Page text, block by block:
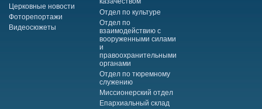
Церковные новости
Фоторепортажи
Видеосюжеты
Отдел по культуре
Отдел по
взаимодействию с
вооруженными силами
и
правоохранительными
органами
Отдел по тюремному
служению
Миссионерский отдел
Епархиальный склад